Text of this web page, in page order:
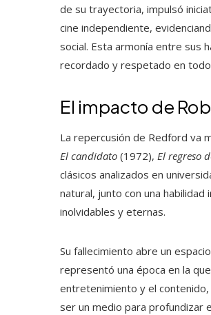
de su trayectoria, impulsó
cine independiente,
social. Esta armonía entre sus
recordado y respetado en
El impacto de
La repercusión de Redford va
El candidato (1972), El regreso
clásicos analizados en
natural, junto con una habilidad
inolvidables y eternas.
Su fallecimiento abre un
representó una época en la
entretenimiento y el contenido,
ser un medio para profundizar